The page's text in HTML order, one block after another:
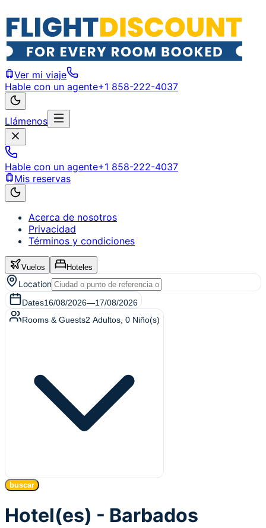
Ver mi viaje
Hable con un agente+1 858-222-4037
Llámenos
Hable con un agente+1 858-222-4037
Mis reservas
Acerca de nosotros
Privacidad
Términos y condiciones
Vuelos Hoteles
Location
Dates16/08/2026—17/08/2026
Rooms & Guests2 Adultos 0 Niño(s)
buscar
Hotel(es) - Barbados